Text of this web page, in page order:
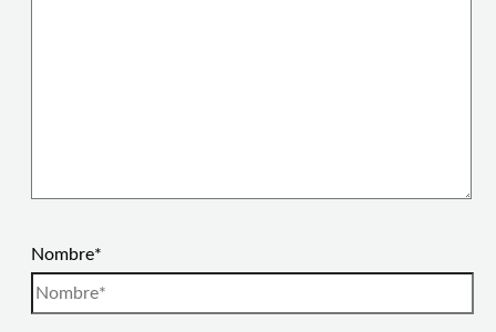
Nombre*